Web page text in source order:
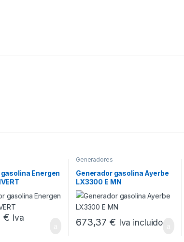
Energen
€ Iva
Generadores
Generador gasolina Ayerbe
LX3300 E MN
673,37€ Iva incluido